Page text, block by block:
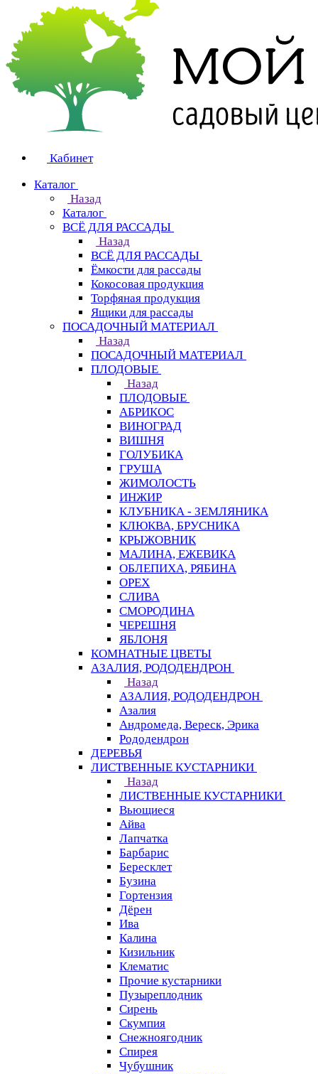
Кабинет
Каталог
Назад
Каталог
ВСЁ ДЛЯ РАССАДЫ
Назад
ВСЁ ДЛЯ РАССАДЫ
Ёмкости для рассады
Кокосовая продукция
Торфяная продукция
Ящики для рассады
ПОСАДОЧНЫЙ МАТЕРИАЛ
Назад
ПОСАДОЧНЫЙ МАТЕРИАЛ
ПЛОДОВЫЕ
Назад
ПЛОДОВЫЕ
АБРИКОС
ВИНОГРАД
ВИШНЯ
ГОЛУБИКА
ГРУША
ЖИМОЛОСТЬ
ИНЖИР
КЛУБНИКА - ЗЕМЛЯНИКА
КЛЮКВА, БРУСНИКА
КРЫЖОВНИК
МАЛИНА, ЕЖЕВИКА
ОБЛЕПИХА, РЯБИНА
ОРЕХ
СЛИВА
СМОРОДИНА
ЧЕРЕШНЯ
ЯБЛОНЯ
КОМНАТНЫЕ ЦВЕТЫ
АЗАЛИЯ, РОДОДЕНДРОН
Назад
АЗАЛИЯ, РОДОДЕНДРОН
Азалия
Андромеда, Вереск, Эрика
Рододендрон
ДЕРЕВЬЯ
ЛИСТВЕННЫЕ КУСТАРНИКИ
Назад
ЛИСТВЕННЫЕ КУСТАРНИКИ
Вьющиеся
Айва
Лапчатка
Барбарис
Бересклет
Бузина
Гортензия
Дёрен
Ива
Калина
Кизильник
Клематис
Прочие кустарники
Пузыреплодник
Сирень
Скумпия
Снежноягодник
Спирея
Чубушник